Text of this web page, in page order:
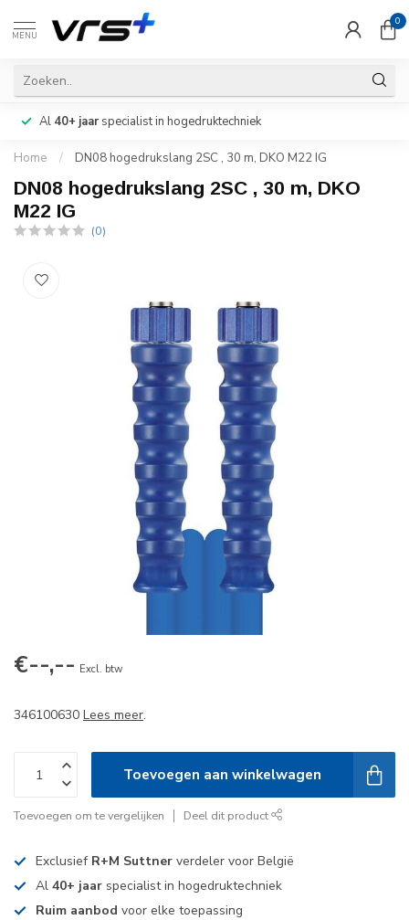
MENU
0
Al 40+ jaarspecialist in hogedruktechniek
Home / DN08 hogedrukslang 2SC , 30 m, DKO M22 IG
DN08 hogedrukslang 2SC , 30 m, DKO
M22 IG
(0)
€--,-- Excl. btw
346100630 Lees meer.
Toevoegen aan winkelwagen
Toevoegen om te vergelijken Deel dit product
Exclusief R+M Suttner verdeler voor België
Al 40+ jaar specialist in hogedruktechniek
Ruim aanbod voor elke toepassing